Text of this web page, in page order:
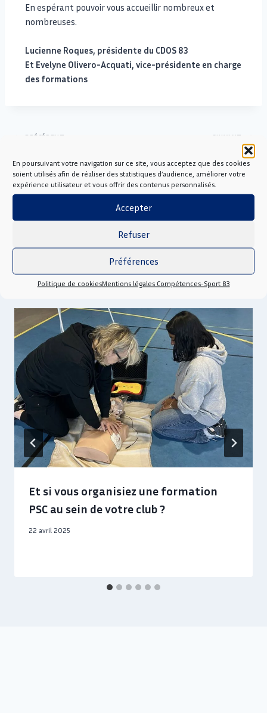
En poursuivant votre navigation sur ce site, vous acceptez que des cookies
soient utilisés afin de réaliser des statistiques d’audience, améliorer votre
expérience utilisateur et vous offrir des contenus personnalisés.
Accepter
Refuser
Préférences
Politique de cookiesMentions légales Compétences-Sport 83
En espérant pouvoir vous accueillir nombreux et
nombreuses.
Lucienne Roques, présidente du CDOS 83
Et Evelyne Olivero-Acquati, vice-présidente en charge
des formations
PRÉCÉDENT
Formations dans le Var
pour éducateurs sportifs,
volontaires, salariés &
SUIVANT
BPJEPS APT : les premiers
tests d’exigences
préalables ont eu lieu
Publications similaires
Et si vous organisiez une formation
PSC au sein de votre club ?
22 avril 2025